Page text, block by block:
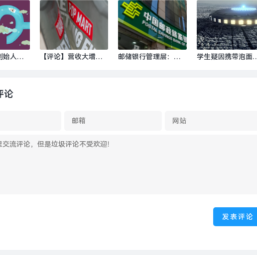
指计
面新闻
oose北京旗舰店启幕
｜是日美好事物|界面
新闻 · 时尚
值有泡沫，需要一两
年消化|界面新闻 · 科
技
运事宜 东风资管拟
持岚图汽车H股|界
新闻 · 汽车
始人回
【评论】营收大增却
邮储银行管理层：最
学生疑因携带泡面
论